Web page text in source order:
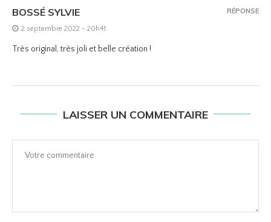
BOSSÉ SYLVIE
2 septembre 2022 - 20h41
Très original, très joli et belle création !
RÉPONSE
LAISSER UN COMMENTAIRE